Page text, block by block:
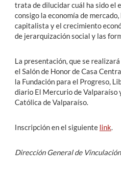
trata de dilucidar cuál ha sido el
consigo la economía de
capitalista y el crecimiento
de jerarquización social y las
La presentación, que se
el Salón de Honor de Casa
la Fundación para el Progreso,
diario El Mercurio de
Católica de Valparaíso.
Inscripción en el siguiente link.
Dirección General de